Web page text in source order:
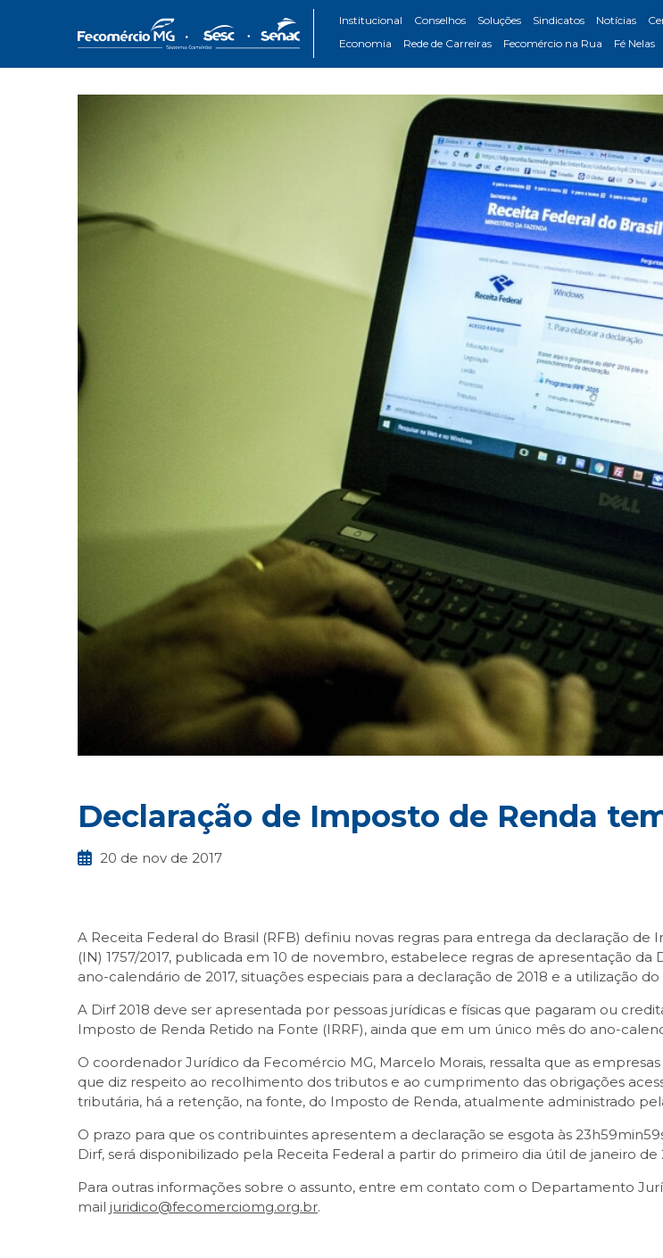
Institucional Conselhos Soluções Sindicatos Notícias
Economia
Rede de Carreiras Fecomércio na Rua Fé Nelas
Declaração de Imposto de Renda
20 de nov de 2017
A Receita Federal do Brasil (RFB) definiu novas regras para entrega da declaração
(IN) 1757/2017, publicada em 10 de novembro, estabelece regras de apresentação
ano-calendário de 2017, situações especiais para a declaração de 2018 e a utilização
A Dirf 2018 deve ser apresentada por pessoas jurídicas e físicas que pagaram ou
Imposto de Renda Retido na Fonte (IRRF), ainda que em um único mês do ano-
O coordenador Jurídico da Fecomércio MG, Marcelo Morais, ressalta que as
que diz respeito ao recolhimento dos tributos e ao cumprimento das obrigações
tributária, há a retenção, na fonte, do Imposto de Renda, atualmente administrado
O prazo para que os contribuintes apresentem a declaração se esgota às
Dirf, será disponibilizado pela Receita Federal a partir do primeiro dia útil de janeiro de
Para outras informações sobre o assunto, entre em contato com o Departamento
mail juridico@fecomerciomg.org.br.